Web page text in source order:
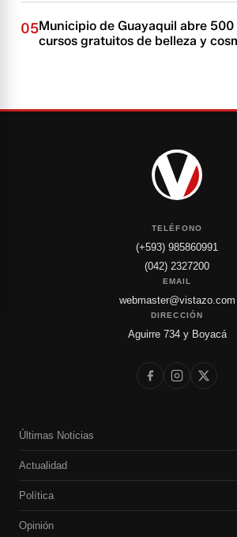
05Municipio de Guayaquil abre 500
cursos gratuitos de belleza y
TELÉFONO
(+593) 985860991
(042) 2327200
EMAIL
webmaster@vistazo.com
DIRECCIÓN
Aguirre 734 y Boyacá
Últimas Noticias
Actualidad
Política
Opinión